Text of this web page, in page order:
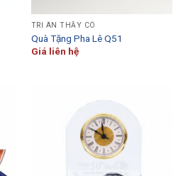
TRI ÂN THẦY CÔ
Quà Tặng Pha Lê Q51
Giá liên hệ